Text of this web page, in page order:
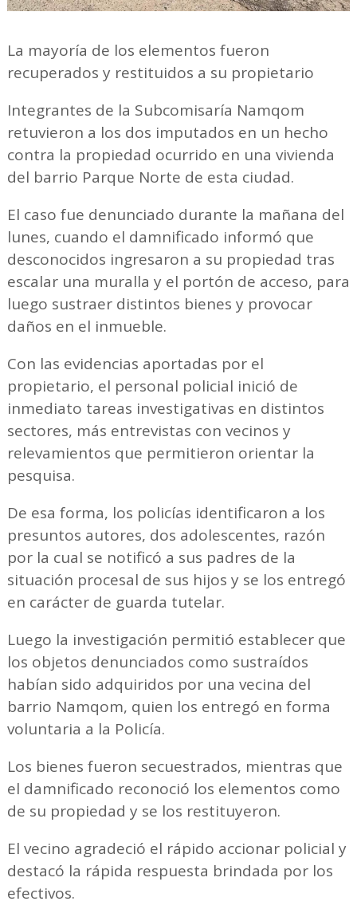
⁠La mayoría de los elementos fueron
recuperados y restituidos a su propietario
Integrantes de la Subcomisaría Namqom
retuvieron a los dos imputados en un hecho
contra la propiedad ocurrido en una vivienda
del barrio Parque Norte de esta ciudad.
El caso fue denunciado durante la mañana del
lunes, cuando el damnificado informó que
desconocidos ingresaron a su propiedad tras
escalar una muralla y el portón de acceso, para
luego sustraer distintos bienes y provocar
daños en el inmueble.
Con las evidencias aportadas por el
propietario, el personal policial inició de
inmediato tareas investigativas en distintos
sectores, más entrevistas con vecinos y
relevamientos que permitieron orientar la
pesquisa.
De esa forma, los policías identificaron a los
presuntos autores, dos adolescentes, razón
por la cual se notificó a sus padres de la
situación procesal de sus hijos y se los entregó
en carácter de guarda tutelar.
Luego la investigación permitió establecer que
los objetos denunciados como sustraídos
habían sido adquiridos por una vecina del
barrio Namqom, quien los entregó en forma
voluntaria a la Policía.
Los bienes fueron secuestrados, mientras que
el damnificado reconoció los elementos como
de su propiedad y se los restituyeron.
El vecino agradeció el rápido accionar policial y
destacó la rápida respuesta brindada por los
efectivos.